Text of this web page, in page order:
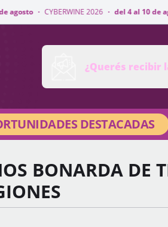
2026 · del 4 al 10 de agosto ·
¿Querés recibir
DESTACADAS
BONARDA DE